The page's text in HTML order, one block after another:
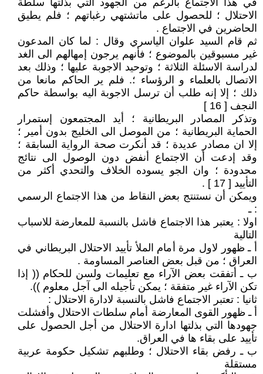
في هذا الاجتماع بالرغم من الجهود التي بذلتها سلطة
الاحتلال ؛ للحصول على ماتشتهي رغباتهم ؛ فلم يطيق
الحاضرين في الاجتماع .
ثم قام السيد علوان الياسري وقال : لما كان المدعون
غير مسبوقين بالموضوع ؛ فأنهم يرجون إمهالهم الى الغد
لدراسة الاسئلة الثلاثة ؛ وتوحيد الاجوبة عليها ؛ وذلك بعد
الاتصال بالعلماء و الرؤساء ؛. فلم ير الحاكم مانعا من
ذلك ؛ إلا إنه طلب أن ترسل الاجوبة اليه بواسطة حاكم
النجف [ 16 ]
وتذكر المصادر البريطانية ؛ أيد المجتمعون إستمرار
الحماية البريطانية ؛ من الموصل الى الخليج بدون أمير ؛
إلا ان مصادر عديدة ؛ قد أنكرت صحة الرواية السابقة ؛
وقد إدعت أن الاجتماع أنفض دون الوصول الى نتائج
محدودة ؛ وان الجو يسوده الخلاف والتحدي أكثر من
التأييد [ 17 ] .
ويمكن أن نستنتج بعض النقاط من هذا الاجتماع الرسمي
: ـ
اولا : يعتبر هذا الاجتماع فاشل بالنسبة للمعارضة للاسباب
التالية
أ ـ ظهور لاول مرة أمام الملأ تأييد الاحتلال البريطاني في
العراق ؛ من قبل بعض العناصر المساومة .
ب ـ أتفقت بعض الآراء مع تعليمات ولسن للحكام (( إذا
تكن الآراء غير متفقة ؛ يمكن تأجيله الى آجل معلوم )).
ثانيا : تعتبر الاجتماع فاشل بالنسبة لادارة الاحتلال :
أ ـ ظهور القوى المعارضة أمام سلطات الاحتلال وأفشلت
جهودها التي بذلتها ادارة الاحتلال من أجل الحصول على
تأييد على بقاء ها في العراق.
ب ـ رفض بقاء الاحتلال ؛ وطلبهم تشكيل حكومة عربية
مستقلة